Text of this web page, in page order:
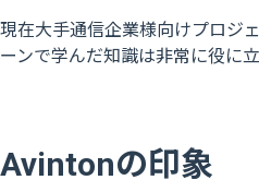
現在大手通信企業様向けプロジ
ーンで学んだ知識は非常に役に
Avintonの印象